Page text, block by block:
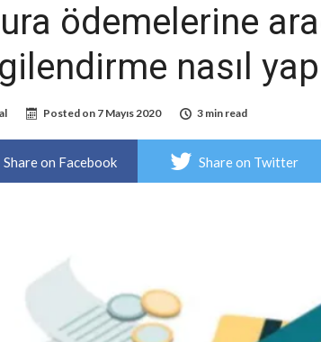
ödemelerine
nasıl
Posted on 7 Mayıs 2020 3 min read
Share on Facebook Share on Twitter